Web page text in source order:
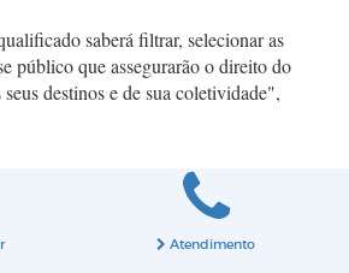
saberá filtrar, selecionar as
público que assegurarão o direito do
destinos e de sua coletividade",
Atendimento